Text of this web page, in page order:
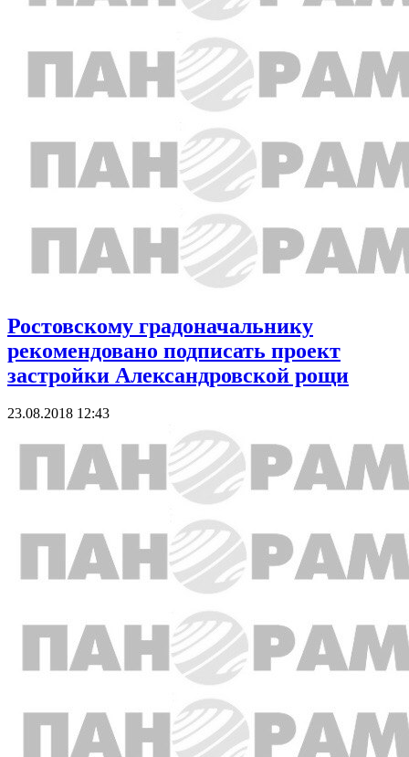
Ростовскому градоначальнику
рекомендовано подписать проект
застройки Александровской рощи
23.08.2018 12:43